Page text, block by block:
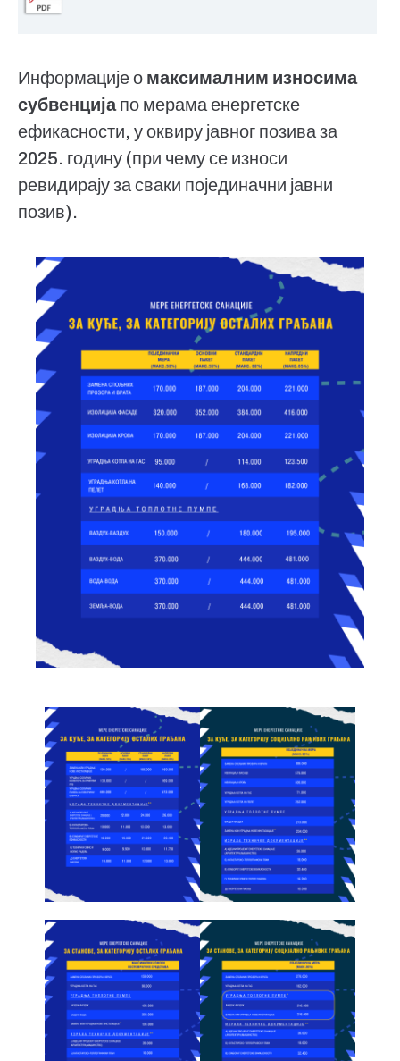
Информације о максималним износима
субвенцијапо мерама енергетске
ефикасности, у оквиру јавног позива за
2025. годину (при чему се износи
ревидирају за сваки појединачни јавни
позив).